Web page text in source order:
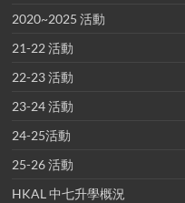
2020~2025 活動
21-22 活動
22-23 活動
23-24 活動
24-25活動
25-26 活動
HKAL 中七升學概況